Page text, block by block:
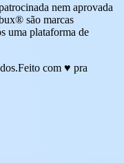
nem aprovada
são marcas
uma plataforma de
Feito com ♥ pra